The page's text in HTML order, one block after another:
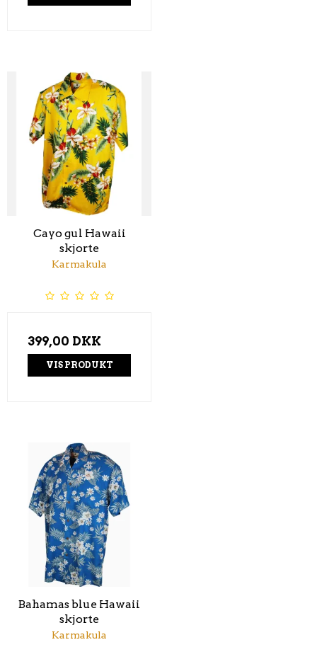
Cayo gul Hawaii
skjorte
Karmakula
399,00 DKK
VIS PRODUKT
Bahamas blue Hawaii
skjorte
Karmakula